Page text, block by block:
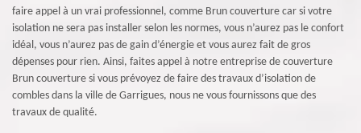
faire appel à un vrai professionnel, comme Brun couverture car si votre
isolation ne sera pas installer selon les normes, vous n’aurez pas le confort
idéal, vous n’aurez pas de gain d’énergie et vous aurez fait de gros
dépenses pour rien. Ainsi, faites appel à notre entreprise de couverture
Brun couverture si vous prévoyez de faire des travaux d’isolation de
combles dans la ville de Garrigues, nous ne vous fournissons que des
travaux de qualité.